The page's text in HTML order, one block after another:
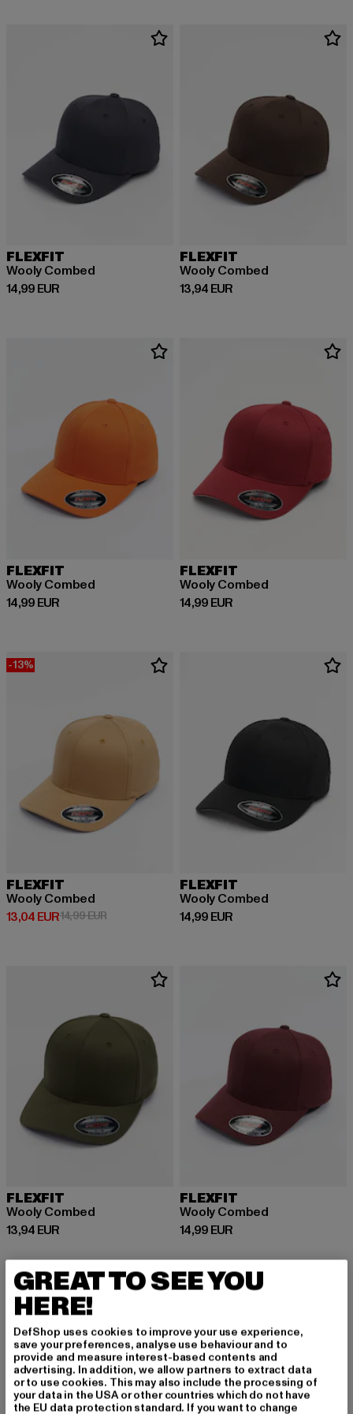
FLEXFIT
Wooly Combed
14,99 EUR
Derzeitiger Preis: 14,99 EUR
FLEXFIT
Wooly Combed
13,94 EUR
Derzeitiger Preis: 13,94 EUR
FLEXFIT
Wooly Combed
14,99 EUR
Derzeitiger Preis: 14,99 EUR
FLEXFIT
Wooly Combed
14,99 EUR
Derzeitiger Preis: 14,99 EUR
-13%
FLEXFIT
Wooly Combed
13,04 EUR
Derzeitiger Preis: 13,04 EUR
14,99 EURAktionspreis: 14,99 EUR
FLEXFIT
Wooly Combed
14,99 EUR
Derzeitiger Preis: 14,99 EUR
FLEXFIT
Wooly Combed
13,94 EUR
Derzeitiger Preis: 13,94 EUR
FLEXFIT
Wooly Combed
14,99 EUR
Derzeitiger Preis: 14,99 EUR
-11%
GREAT TO SEE YOU
HERE!
DefShop uses cookies to improve your use experience,
save your preferences, analyse use behaviour and to
provide and measure interest-based contents and
advertising. In addition, we allow partners to extract data
or to use cookies. This may also include the processing of
your data in the USA or other countries which do not have
the EU data protection standard. If you want to change